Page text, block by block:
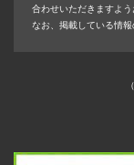
合わせいただきますよう
なお、掲載している情